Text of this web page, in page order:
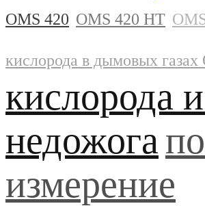
OMS 420 OMS 420 HT
кислорода в дымовых газах
кислорода
недожога
измерение